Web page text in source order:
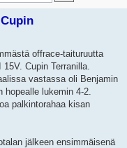
offrace-taituruutta
Cupin Terranilla.
vastassa oli Benjamin
lukemin 4-2.
palkintorahaa kisan
jälkeen ensimmäisenä